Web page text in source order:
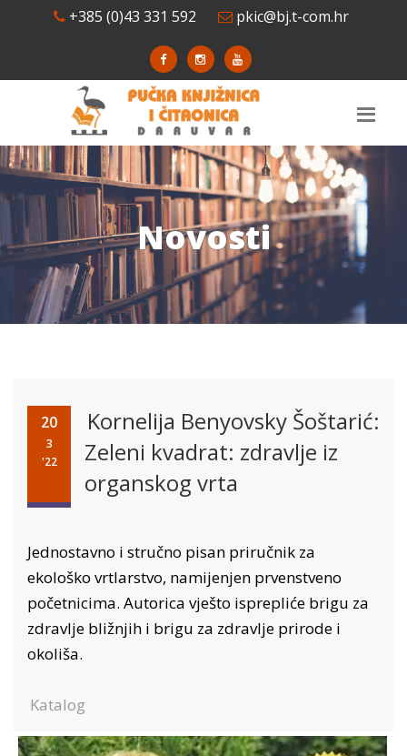
+385 (0)43 331 592 pkic@bj.t-com.hr
Novosti
20
3
'22
Kornelija Benyovsky Šoštarić:
Zeleni kvadrat: zdravlje iz
organskog vrta
Jednostavno i stručno pisan priručnik za
ekološko vrtlarstvo, namijenjen prvenstveno
početnicima. Autorica vješto isprepliće brigu za
zdravlje bližnjih i brigu za zdravlje prirode i
okoliša.
Katalog